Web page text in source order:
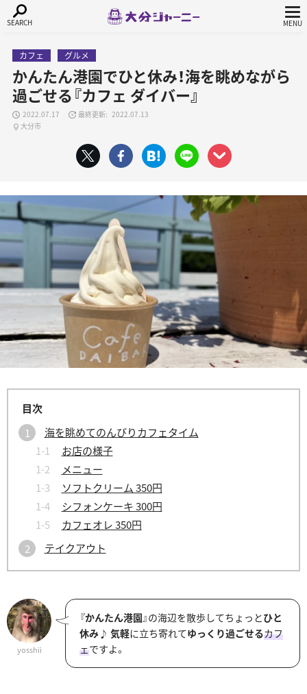
カフェ グルメ
かんたん港園でひと休み！海を眺めながら
過ごせる『カフェ ダイバー』
2022.07.17
2022.07.13
大分市
海を眺めてのんびりカフェタイム
お店の様子
メニュー
ソフトクリーム 350円
シフォンケーキ 300円
カフェオレ 350円
テイクアウト
yosshii
『かんたん港園』の海辺を散歩してちょっとひと
休み ♪ 気軽に立ち寄れてゆっくり過ごせるカフ
ェですよ。